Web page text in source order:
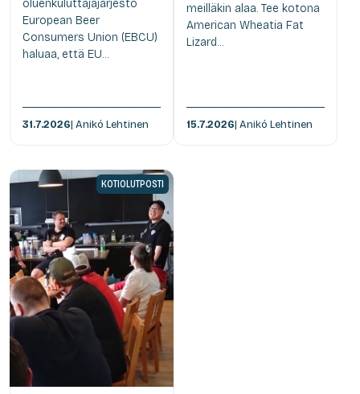
oluenkuluttajajärjestö
European Beer
Consumers Union (EBCU)
haluaa, että EU...
31.7.2026| Anikó Lehtinen
meilläkin alaa. Tee kotona
American Wheatia Fat
Lizard...
15.7.2026| Anikó Lehtinen
KOTIOLUTPOSTI